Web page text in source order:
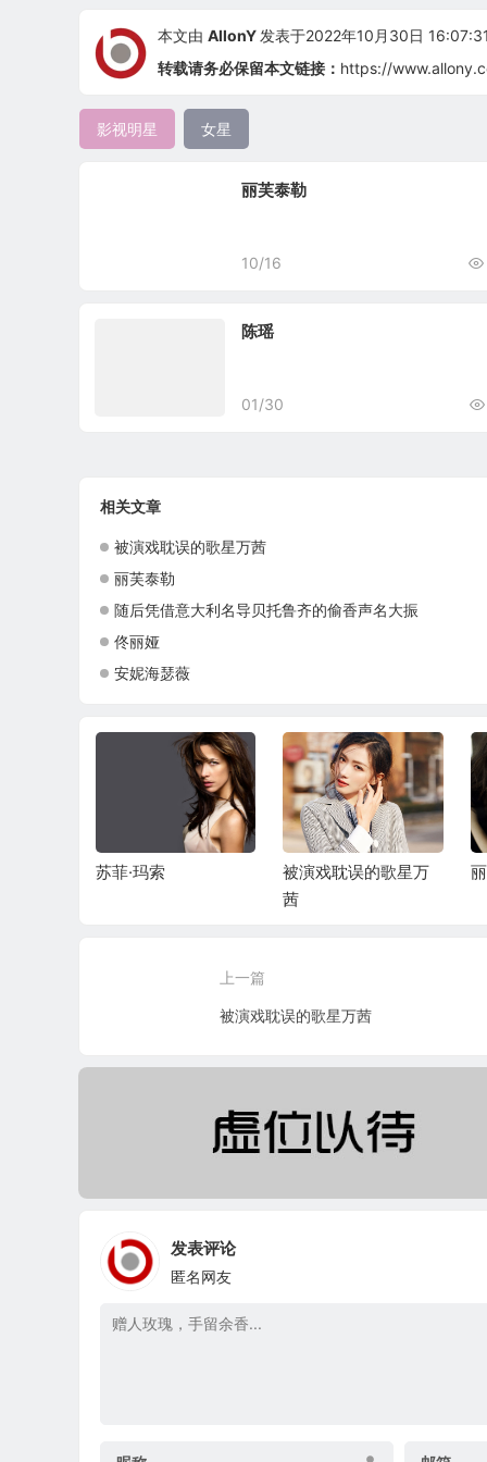
本文由 AllonY 发表于2022年10月30日
转载请务必保留本文链接： https://
影视明星 女星
丽芙泰勒
10/16
陈瑶
01/30
相关文章
被演戏耽误的歌星万茜
丽芙泰勒
随后凭借意大利名导贝托鲁齐的偷香声名大振
佟丽娅
安妮海瑟薇
苏菲·玛索
被演戏耽误的歌星万
茜
上一篇
被演戏耽误的歌星万茜
发表评论
匿名网友